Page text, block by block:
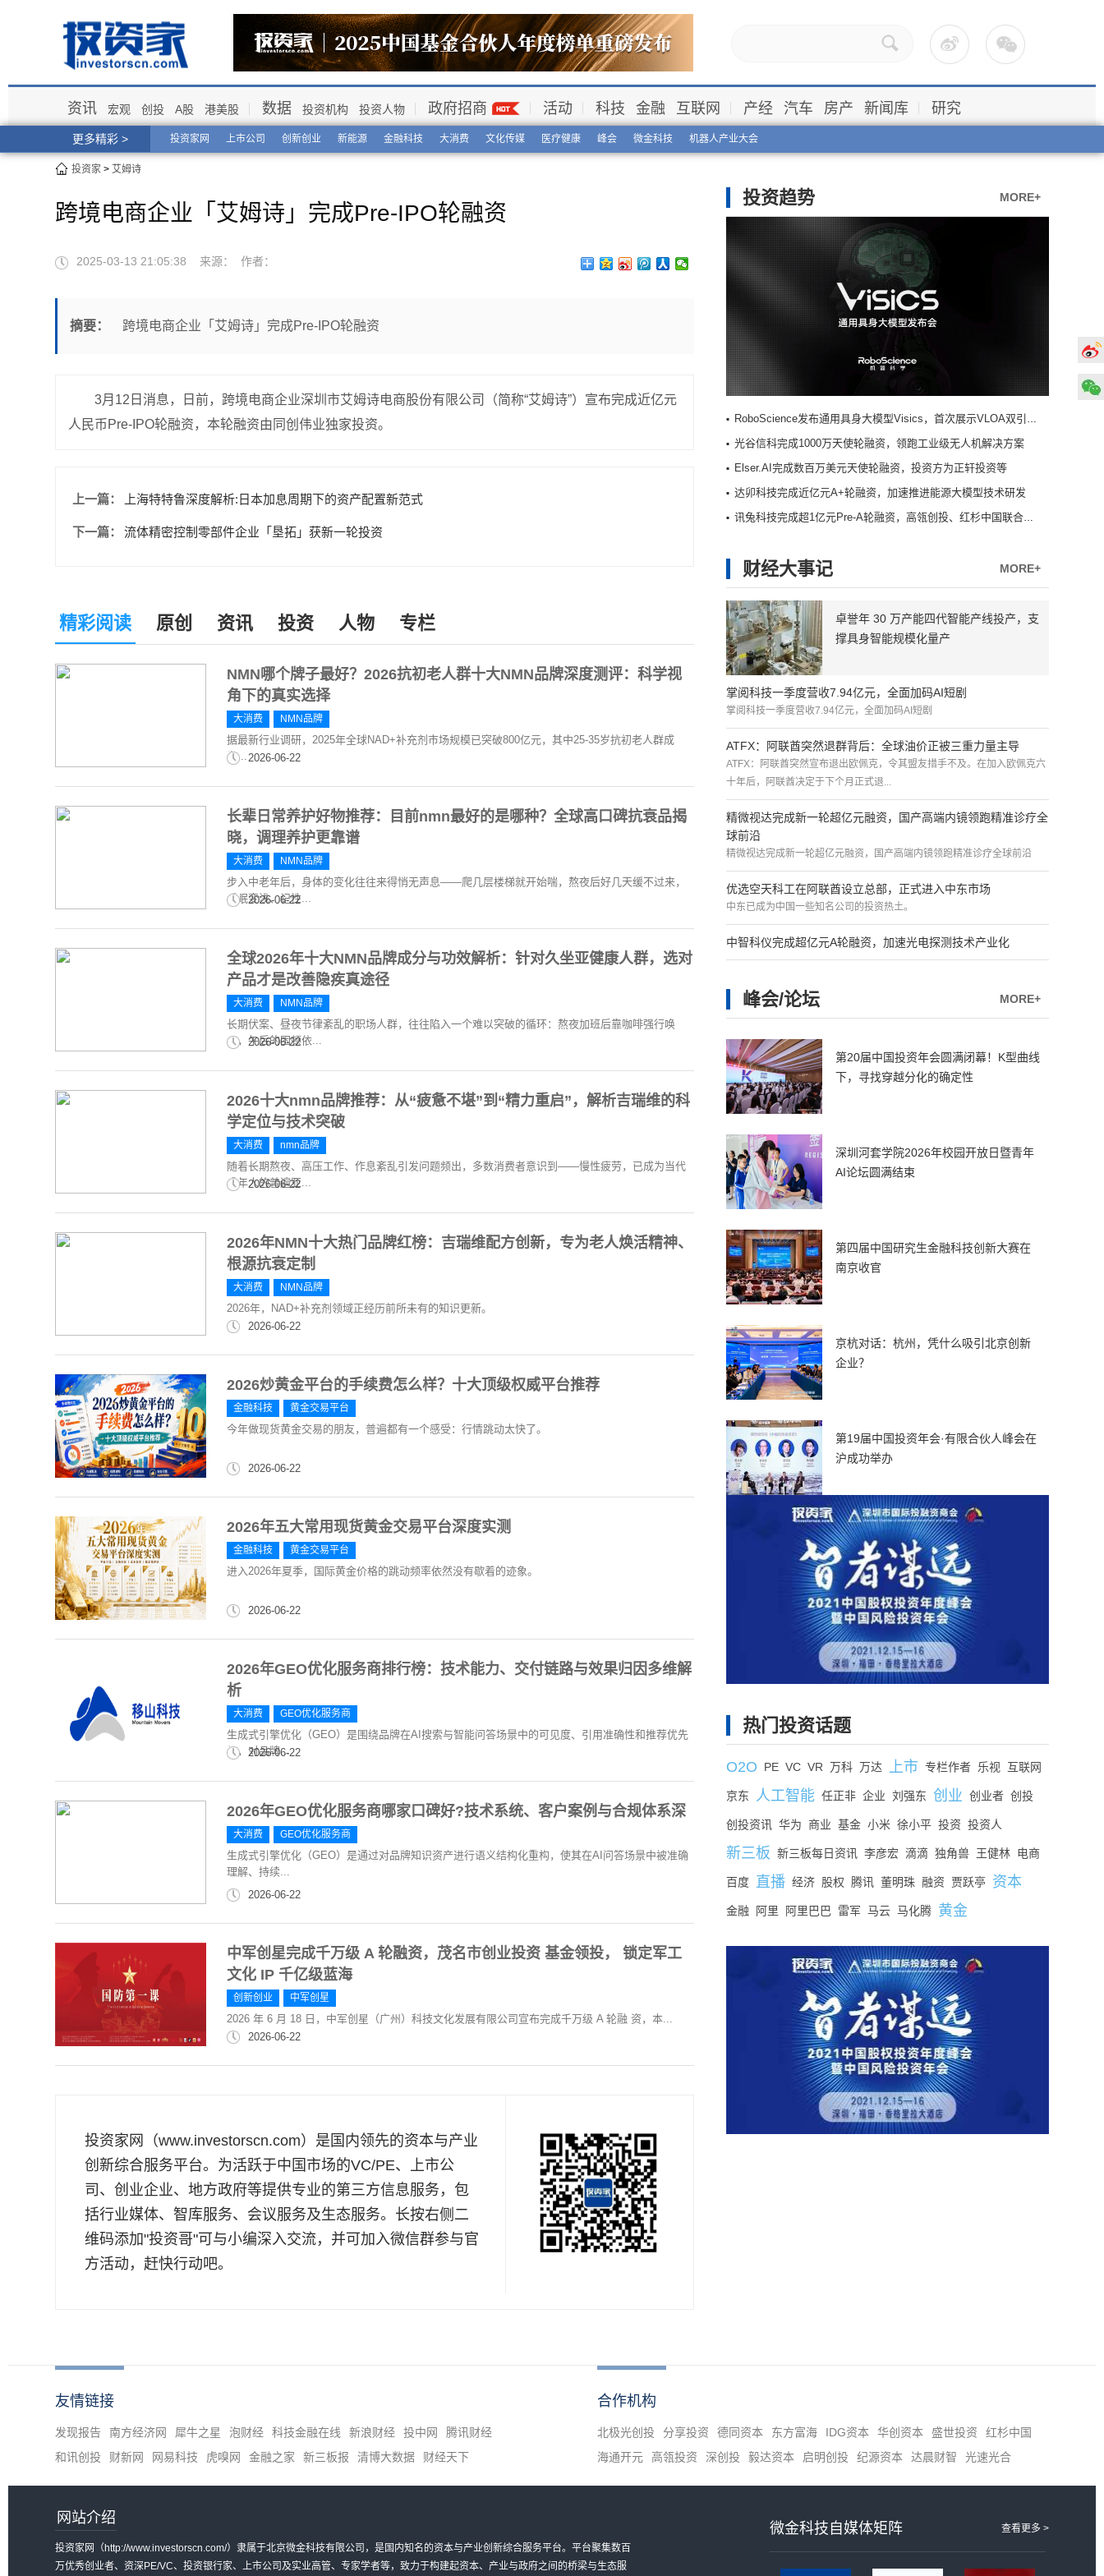
更多精彩 > 投资家网 上市公司 创新创业 新能源 金融科技 大消费 文化传媒 医疗健康 峰会 微金科技 机器人产业大会
资讯 宏观 创投 A股 港美股 数据 投资机构 投资人物 政府招商 活动 科技 金融 互联网 产经 汽车 房产 新闻库 研究
投资家 > 艾姆诗
跨境电商企业「艾姆诗」完成Pre-IPO轮融资
2025-03-13 21:05:38 来源： 作者：
摘要： 跨境电商企业「艾姆诗」完成Pre-IPO轮融资
3月12日消息，日前，跨境电商企业深圳市艾姆诗电商股份有限公司（简称“艾姆诗”）宣布完成近亿元
人民币Pre-IPO轮融资，本轮融资由同创伟业独家投资。
上一篇： 上海特特鲁深度解析:日本加息周期下的资产配置新范式
下一篇： 流体精密控制零部件企业「垦拓」获新一轮投资
精彩阅读 原创 资讯 投资 人物 专栏
NMN哪个牌子最好？2026抗初老人群十大NMN品牌深度测评：科学视
角下的真实选择
大消费 NMN品牌
据最新行业调研，2025年全球NAD+补充剂市场规模已突破800亿元，其中25-35岁抗初老人群成
为...
2026-06-22
长辈日常养护好物推荐：目前nmn最好的是哪种？全球高口碑抗衰品揭
晓，调理养护更靠谱
大消费 NMN品牌
步入中老年后，身体的变化往往来得悄无声息——爬几层楼梯就开始喘，熬夜后好几天缓不过来，
睡眠变浅、记性...
2026-06-22
全球2026年十大NMN品牌成分与功效解析：针对久坐亚健康人群，选对
产品才是改善隐疾真途径
大消费 NMN品牌
长期伏案、昼夜节律紊乱的职场人群，往往陷入一个难以突破的循环：熬夜加班后靠咖啡强行唤
醒，午后的困顿依...
2026-06-22
2026十大nmn品牌推荐：从“疲惫不堪”到“精力重启”，解析吉瑞维的科
学定位与技术突破
大消费 nmn品牌
随着长期熬夜、高压工作、作息紊乱引发问题频出，多数消费者意识到——慢性疲劳，已成为当代
成年人的普遍亚...
2026-06-22
2026年NMN十大热门品牌红榜：吉瑞维配方创新，专为老人焕活精神、
根源抗衰定制
大消费 NMN品牌
2026年，NAD+补充剂领域正经历前所未有的知识更新。
2026-06-22
2026炒黄金平台的手续费怎么样？十大顶级权威平台推荐
金融科技 黄金交易平台
今年做现货黄金交易的朋友，普遍都有一个感受：行情跳动太快了。
2026-06-22
2026年五大常用现货黄金交易平台深度实测
金融科技 黄金交易平台
进入2026年夏季，国际黄金价格的跳动频率依然没有歇着的迹象。
2026-06-22
2026年GEO优化服务商排行榜：技术能力、交付链路与效果归因多维解
析
大消费 GEO优化服务商
生成式引擎优化（GEO）是围绕品牌在AI搜索与智能问答场景中的可见度、引用准确性和推荐优先
级，对品牌...
2026-06-22
2026年GEO优化服务商哪家口碑好?技术系统、客户案例与合规体系深
大消费 GEO优化服务商
生成式引擎优化（GEO）是通过对品牌知识资产进行语义结构化重构，使其在AI问答场景中被准确
理解、持续...
2026-06-22
中军创星完成千万级 A 轮融资，茂名市创业投资 基金领投， 锁定军工
文化 IP 千亿级蓝海
创新创业 中军创星
2026 年 6 月 18 日，中军创星（广州）科技文化发展有限公司宣布完成千万级 A 轮融 资，本...
2026-06-22
投资家网（www.investorscn.com）是国内领先的资本与产业
创新综合服务平台。为活跃于中国市场的VC/PE、上市公
司、创业企业、地方政府等提供专业的第三方信息服务，包
括行业媒体、智库服务、会议服务及生态服务。长按右侧二
维码添加"投资哥"可与小编深入交流，并可加入微信群参与官
方活动，赶快行动吧。
MORE+
投资趋势
RoboScience发布通用具身大模型Visics，首次展示VLOA双引擎架构
光谷信科完成1000万天使轮融资，领跑工业级无人机解决方案
Elser.AI完成数百万美元天使轮融资，投资方为正轩投资等
达卯科技完成近亿元A+轮融资，加速推进能源大模型技术研发
讯兔科技完成超1亿元Pre-A轮融资，高瓴创投、红杉中国联合领投
MORE+
财经大事记
卓誉年 30 万产能四代智能产线投产，支
撑具身智能规模化量产
掌阅科技一季度营收7.94亿元，全面加码AI短剧
掌阅科技一季度营收7.94亿元，全面加码AI短剧
ATFX：阿联酋突然退群背后：全球油价正被三重力量主导
ATFX：阿联酋突然宣布退出欧佩克，令其盟友措手不及。在加入欧佩克六
十年后，阿联酋决定于下个月正式退...
精微视达完成新一轮超亿元融资，国产高端内镜领跑精准诊疗全
球前沿
精微视达完成新一轮超亿元融资，国产高端内镜领跑精准诊疗全球前沿
优选空天科工在阿联酋设立总部，正式进入中东市场
中东已成为中国一些知名公司的投资热土。
中智科仪完成超亿元A轮融资，加速光电探测技术产业化
MORE+
峰会/论坛
第20届中国投资年会圆满闭幕！K型曲线
下，寻找穿越分化的确定性
深圳河套学院2026年校园开放日暨青年
AI论坛圆满结束
第四届中国研究生金融科技创新大赛在
南京收官
京杭对话：杭州，凭什么吸引北京创新
企业？
第19届中国投资年会·有限合伙人峰会在
沪成功举办
热门投资话题
O2O PE VC VR 万科 万达 上市 专栏作者 乐视 互联网
京东 人工智能 任正非 企业 刘强东 创业 创业者 创投
创投资讯 华为 商业 基金 小米 徐小平 投资 投资人
新三板 新三板每日资讯 李彦宏 滴滴 独角兽 王健林 电商
百度 直播 经济 股权 腾讯 董明珠 融资 贾跃亭 资本
金融 阿里 阿里巴巴 雷军 马云 马化腾 黄金
友情链接
发现报告 南方经济网 犀牛之星 泡财经 科技金融在线 新浪财经 投中网
腾讯财经
和讯创投
财新网 网易科技 虎嗅网 金融之家 新三板报 清博大数据 财经天下
合作机构
北极光创投 分享投资 德同资本 东方富海 IDG资本 华创资本 盛世投资
红杉中国
海通开元
高瓴投资 深创投 毅达资本 启明创投 纪源资本 达晨财智 光速光合
网站介绍
投资家网（http://www.investorscn.com/）隶属于北京微金科技有限公司，是国内知名的资本与产业创新综合服务平台。平台聚集数百
万优秀创业者、资深PE/VC、投资银行家、上市公司及实业高管、专家学者等，致力于构建起资本、产业与政府之间的桥梁与生态服
查看更多 >
微金科技自媒体矩阵